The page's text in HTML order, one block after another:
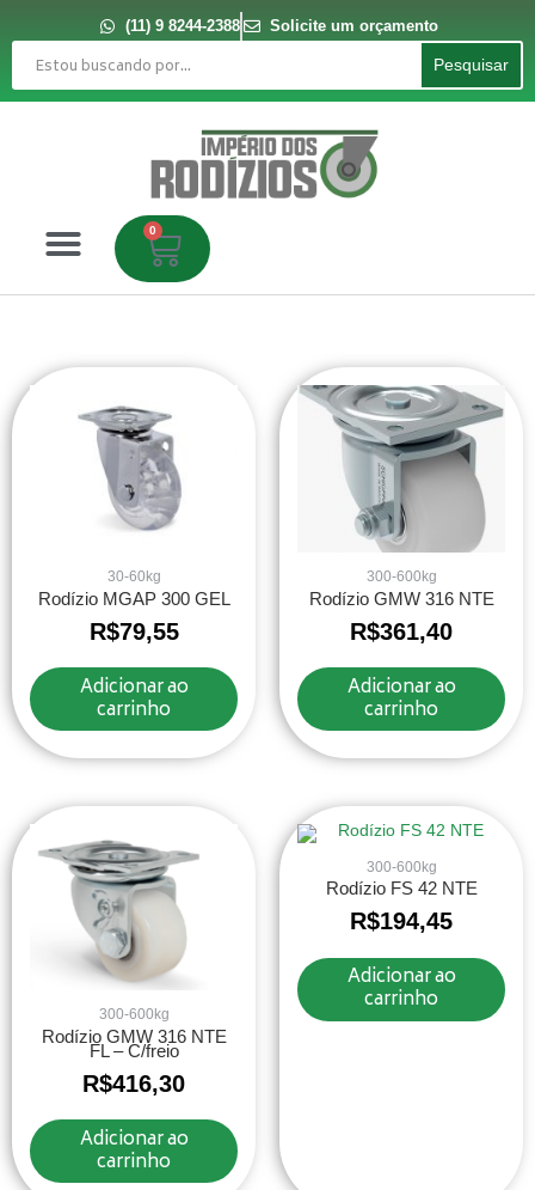
conteúdo
(11) 9 8244-2388
Solicite um orçamento
Pesquisar
Pesquisar
0
Carrinho
30-60kg
Rodízio MGAP 300 GEL
R$79,55
Adicionar ao
carrinho
300-600kg
Rodízio GMW 316 NTE
R$361,40
Adicionar ao
carrinho
300-600kg
Rodízio GMW 316 NTE
FL – C/freio
R$416,30
Adicionar ao
carrinho
300-600kg
Rodízio FS 42 NTE
R$194,45
Adicionar ao
carrinho